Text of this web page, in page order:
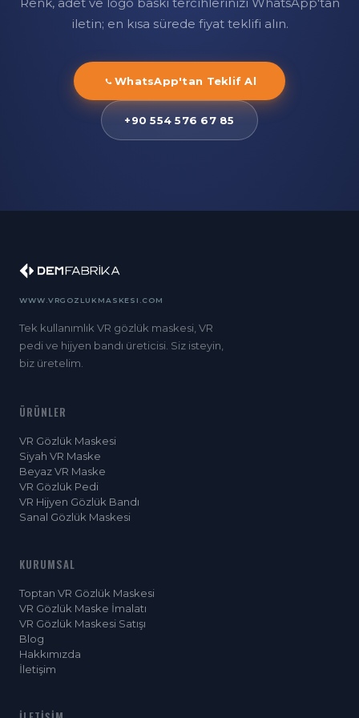
iletin; en kısa sürede fiyat teklifi alın.
WhatsApp'tan Teklif Al
+90 554 576 67 85
WWW.VRGOZLUKMASKESI.COM
Tek kullanımlık VR gözlük maskesi, VR
pedi ve hijyen bandı üreticisi. Siz isteyin,
biz üretelim.
ÜRÜNLER
VR Gözlük Maskesi
Siyah VR Maske
Beyaz VR Maske
VR Gözlük Pedi
VR Hijyen Gözlük Bandı
Sanal Gözlük Maskesi
KURUMSAL
Toptan VR Gözlük Maskesi
VR Gözlük Maske İmalatı
VR Gözlük Maskesi Satışı
Blog
Hakkımızda
İletişim